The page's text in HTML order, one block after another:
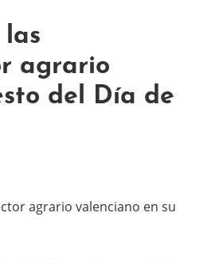
las
agrario
del Día de
agrario valenciano en su